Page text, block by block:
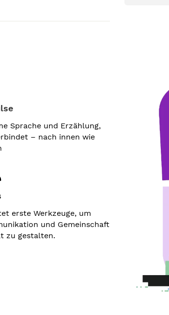
Sprache und Erzählung,
– nach innen wie
erste Werkzeuge, um
und Gemeinschaft
zu gestalten.